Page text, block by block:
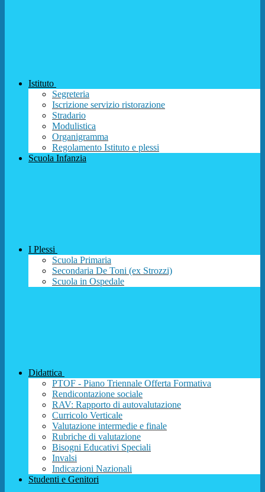
Istituto
Segreteria
Iscrizione servizio ristorazione
Stradario
Modulistica
Organigramma
Regolamento Istituto e plessi
Scuola Infanzia
I Plessi
Scuola Primaria
Secondaria De Toni (ex Strozzi)
Scuola in Ospedale
Didattica
PTOF - Piano Triennale Offerta Formativa
Rendicontazione sociale
RAV: Rapporto di autovalutazione
Curricolo Verticale
Valutazione intermedie e finale
Rubriche di valutazione
Bisogni Educativi Speciali
Invalsi
Indicazioni Nazionali
Studenti e Genitori